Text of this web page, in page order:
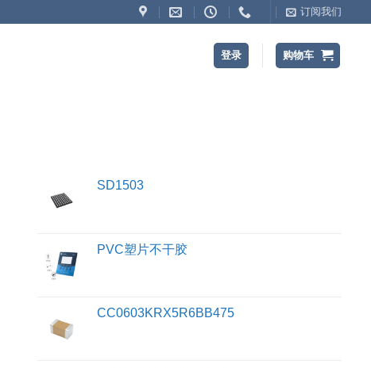
订阅我们
登录 购物车
SD1503
PVC塑片不干胶
CC0603KRX5R6BB475